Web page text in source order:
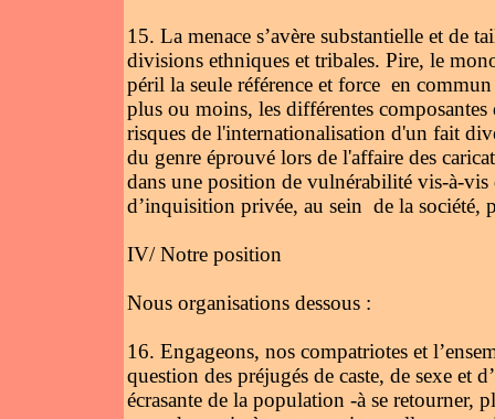
15. La menace s’avère substantielle et de
divisions ethniques et tribales. Pire, le
péril la seule référence et force en
plus ou moins, les différentes
risques de l'internationalisation d'un fait
du genre éprouvé lors de l'affaire des
dans une position de vulnérabilité vis-à-vis
d’inquisition privée, au sein de la société,
IV/ Notre position
Nous organisations dessous :
16. Engageons, nos compatriotes et
question des préjugés de caste, de sexe et
écrasante de la population -à se retourner,